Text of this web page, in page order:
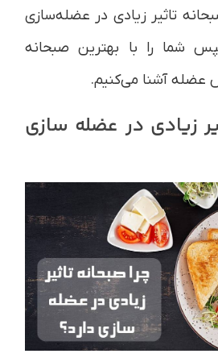
تاثیر زیادی در عضله‌سازی
شما را با بهترین صبحانه
عضله آشنا می‌کنیم.
زیادی در عضله سازی